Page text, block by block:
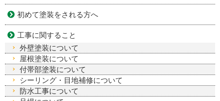
初めて塗装をされる方へ
工事に関すること
外壁塗装について
屋根塗装について
付帯部塗装について
シーリング・目地補修について
防水工事について